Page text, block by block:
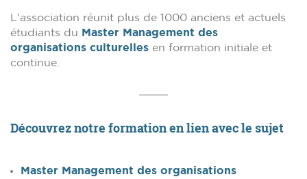
L'association réunit plus de 1000 anciens et actuels
étudiants du Master Management des
organisations culturelles en formation initiale et
continue.
Découvrez notre formation en lien avec le sujet
Master Management des organisations